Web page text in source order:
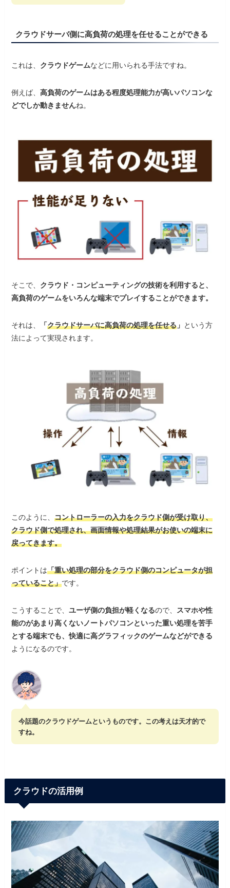
クラウドサーバ側に高負荷の処理を任せることができる
これは、 クラウドゲームなどに用いられる手法ですね。
例えば、高負荷のゲームはある程度処理能力が高いパソコンな
どでしか動きませんね。
そこで、 クラウド・コンピューティングの技術を利用すると、
高負荷のゲームをいろんな端末でプレイすることができます。
それは、 「クラウドサーバに高負荷の処理を任せる 」 という方
法によって実現されます。
このように、コントローラーの入力をクラウド側が受け取り、
クラウド側で処理され、画面情報や処理結果がお使いの端末に
戻ってきます。
ポイントは「重い処理の部分をクラウド側のコンピュータが担
っていること」です。
こうすることで、ユーザ側の負担が軽くなるので、 スマホや性
能のがあまり高くないノートパソコンといった重い処理を苦手
とする端末でも、快適に高グラフィックのゲームなどができる
ようになるのです。
今話題のクラウドゲームというものです。この考えは天才的で
すね。
クラウドの活用例